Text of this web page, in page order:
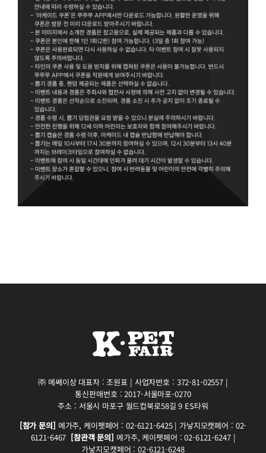
㈜ 메쎄이상 대표자 : 조원표 | 사업자번호 : 372-81-02557 |
통신판매번호 : 2017-서울마포-0270
주소 : 서울시 마포구 월드컵북로58길 9 ES타워
[참가 문의] 메가주, 케이펫페어 : 02-6121-6425 | 가낳지모캣페어 : 02-
6121-6467 [참관객 문의] 메가주, 케이펫페어 : 02-6121-6247 |
가낳지모캣페어 : 02-6121-6248